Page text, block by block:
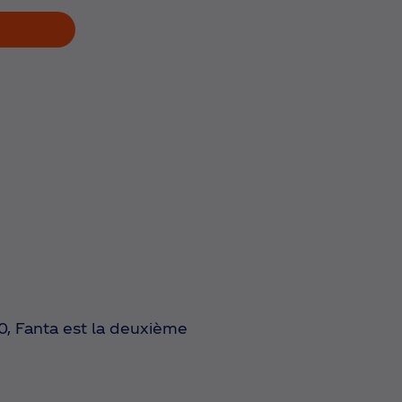
Fanta est la deuxième